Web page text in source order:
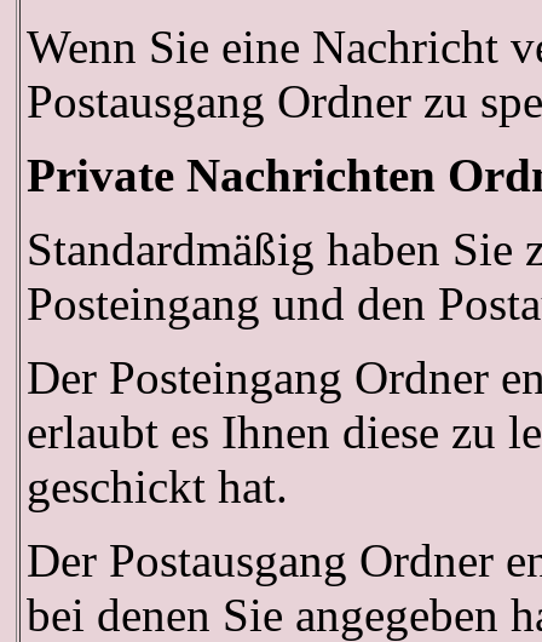
Wenn Sie eine Nachricht
Postausgang Ordner zu
Private Nachrichten
Standardmäßig haben
Posteingang und den
Der Posteingang Ordner
erlaubt es Ihnen diese zu
geschickt hat.
Der Postausgang Ordner
bei denen Sie angegeben